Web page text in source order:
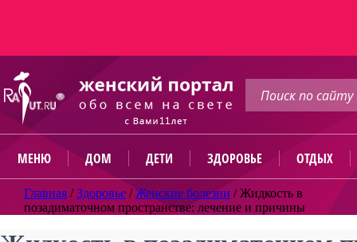
МЕНЮ ДОМ ДЕТИ ЗДОРОВЬЕ ОТДЫХ
Главная /Здоровье /Женские болезни /Жидкость в
позадиматочном пространстве: лечение и причины